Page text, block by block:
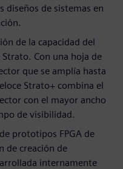
diseños de sistemas en
de la capacidad del
Con una hoja de
que se amplía hasta
Strato+ combina el
con el mayor ancho
de visibilidad.
prototipos FPGA de
de creación de
internamente